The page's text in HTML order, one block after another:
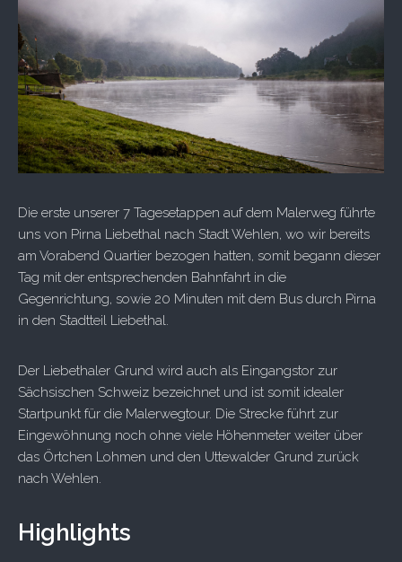
Die erste unserer 7 Tagesetappen auf dem Malerweg führte
uns von Pirna Liebethal nach Stadt Wehlen, wo wir bereits
am Vorabend Quartier bezogen hatten, somit begann dieser
Tag mit der entsprechenden Bahnfahrt in die
Gegenrichtung, sowie 20 Minuten mit dem Bus durch Pirna
in den Stadtteil Liebethal.
Der Liebethaler Grund wird auch als Eingangstor zur
Sächsischen Schweiz bezeichnet und ist somit idealer
Startpunkt für die Malerwegtour. Die Strecke führt zur
Eingewöhnung noch ohne viele Höhenmeter weiter über
das Örtchen Lohmen und den Uttewalder Grund zurück
nach Wehlen.
Highlights